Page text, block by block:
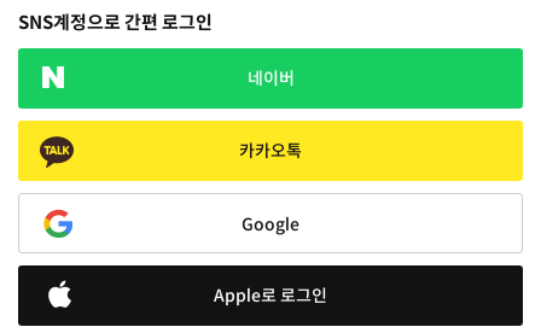
SNS계정으로 간편 로그인
네이버
카카오톡
Google
Apple로 로그인